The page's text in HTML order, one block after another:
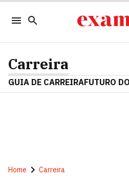
Carreira
GUIA DE CARREIRAFUTURO
Home Carreira